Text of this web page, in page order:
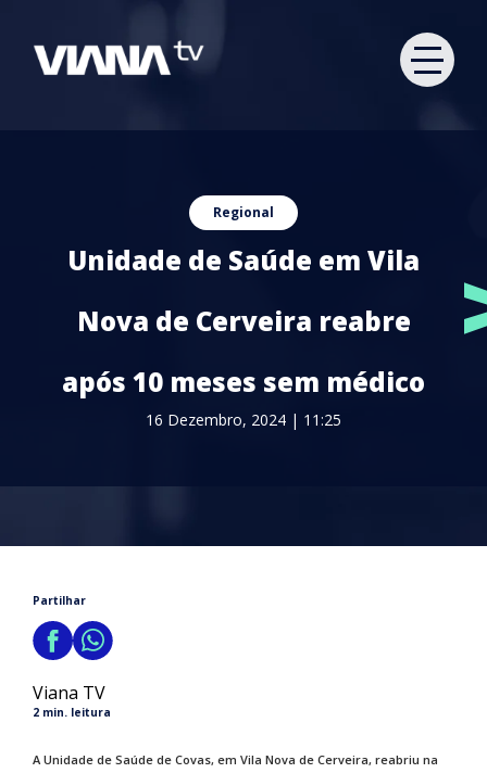
Regional
Unidade de Saúde em Vila
Nova de Cerveira reabre
após 10 meses sem médico
16 Dezembro, 2024 | 11:25
Partilhar
Viana TV
2 min. leitura
A Unidade de Saúde de Covas, em Vila Nova de Cerveira, reabriu na